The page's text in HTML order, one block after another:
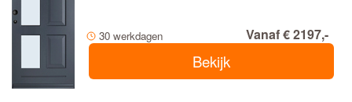
30 werkdagen Vanaf € 2197,-
Bekijk